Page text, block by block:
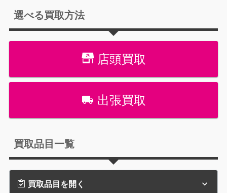
選べる買取方法
店頭買取
出張買取
買取品目一覧
買取品目を開く